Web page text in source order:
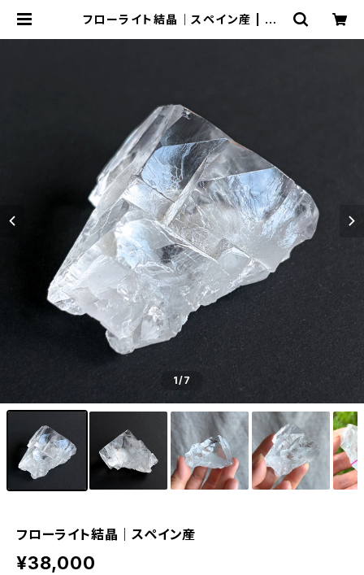
フローライト結晶｜スペイン産 | MI
1/7
フローライト結晶｜スペイン産
¥38,000